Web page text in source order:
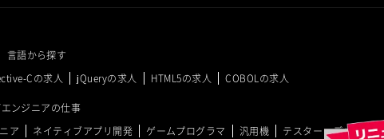
言語から探す
Cの求人 jQueryの求人 HTML5の求人 COBOLの求人
エンジニアの仕事
ア ネイティブアプリ開発 ゲームプログラマ 汎用機 テスター・デバッカー